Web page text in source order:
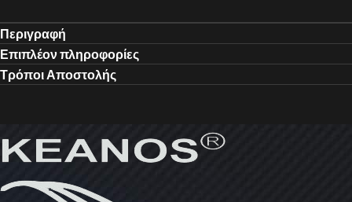
Περιγραφή
Επιπλέον πληροφορίες
Τρόποι Αποστολής